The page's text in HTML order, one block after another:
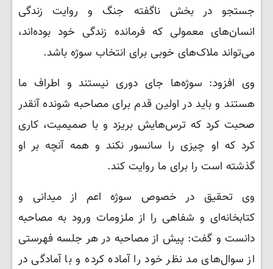
جستجو در بخش ناگفته جنگ و روایت زندگی
انسان‌های معمولی که فرمانده زندگی خود بوده‌اند،
می‌تواند ملاک‌های خوبی برای انتخاب سوژه باشد.
وی افزود: سوژه‌ها جای دوری نیستند و اطراف ما
هستند و باید در اولین قدم برای مصاحبه شونده آنقدر
صحبت کرد که ترس‌هایش بریزد و با صمیمیت، کاری
کرد که او چیزی را سانسور نکند و همه آنچه بر او
گذشته است را برای ما روایت کند.
وی تحقیق در خصوص سوژه اعم از میدانی و
کتابخانه‌ای و شفاهی را از ملزومات ورود به مصاحبه
دانست و گفت: پیش از مصاحبه در هر جلسه فهرستی
از سوال‌های مد نظر خود را آماده کرده و با آمادگی در